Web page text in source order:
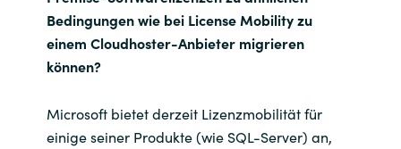
Bedingungen wie bei License Mobility zu
einem Cloudhoster-Anbieter migrieren
können?
Microsoft bietet derzeit Lizenzmobilität für
einige seiner Produkte (wie SQL-Server) an,